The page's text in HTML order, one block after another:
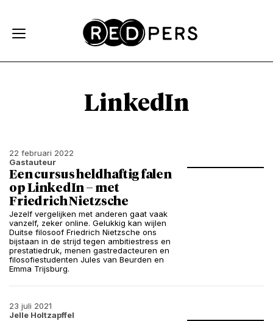
LinkedIn
22 februari 2022
Gastauteur
Een cursus heldhaftig falen
op LinkedIn – met
Friedrich Nietzsche
Jezelf vergelijken met anderen gaat vaak
vanzelf, zeker online. Gelukkig kan wijlen
Duitse filosoof Friedrich Nietzsche ons
bijstaan in de strijd tegen ambitiestress en
prestatiedruk, menen gastredacteuren en
filosofiestudenten Jules van Beurden en
Emma Trijsburg.
23 juli 2021
Jelle Holtzapffel